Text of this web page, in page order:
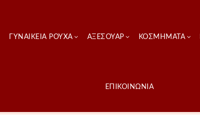
ΓΥΝΑΙΚΕΊΑ ΡΟΎΧΑ ΑΞΕΣΟΥΑΡ ΚΟΣΜΗΜΑΤΑ
ΕΠΙΚΟΙΝΩΝΙΑ